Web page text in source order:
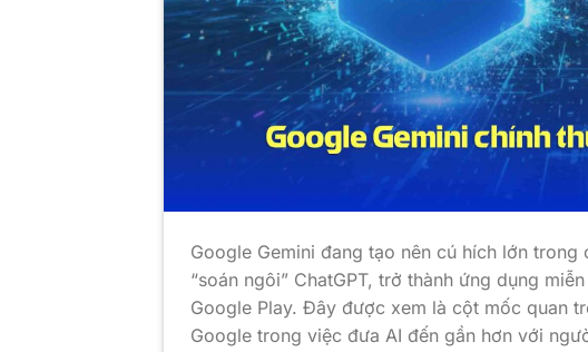
Google Gemini đang tạo nên cú hích lớn
“soán ngôi” ChatGPT, trở thành ứng dụng
Google Play. Đây được xem là cột mốc quan
Google trong việc đưa AI đến gần hơn với